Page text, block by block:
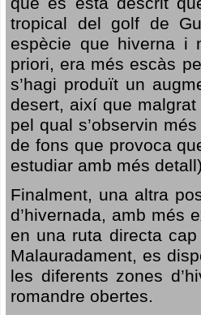
tropical del golf de
espècie que hiverna i
priori, era més escàs
s’hagi produït un
desert, així que
pel qual s’observin
de fons que provoca
estudiar amb més
Finalment, una altra
d’hivernada, amb més
en una ruta directa
Malauradament, es
les diferents zones
romandre obertes.